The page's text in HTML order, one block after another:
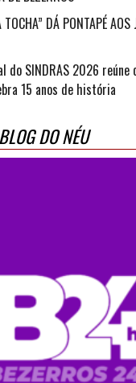
DÁ PONTAPÉ AOS
do SINDRAS 2026
15 anos de história
DO NÉU